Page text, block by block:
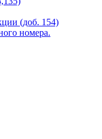
(доб. 154)
номера.